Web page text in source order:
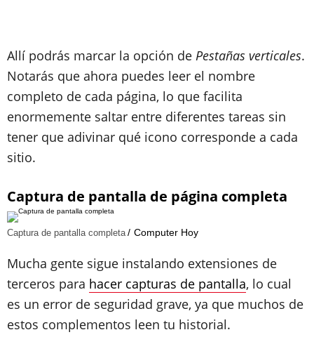
Allí podrás marcar la opción de Pestañas verticales.
Notarás que ahora puedes leer el nombre
completo de cada página, lo que facilita
enormemente saltar entre diferentes tareas sin
tener que adivinar qué icono corresponde a cada
sitio.
Captura de pantalla de página completa
Captura de pantalla completa Computer Hoy
Mucha gente sigue instalando extensiones de
terceros para hacer capturas de pantalla, lo cual
es un error de seguridad grave, ya que muchos de
estos complementos leen tu historial.